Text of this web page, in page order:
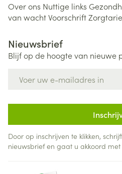
Over ons Nuttige links
van wachtVoorschrift
Nieuwsbrief
Blijf op de hoogte van nieuwe
Door op inschrijven te klikken,
nieuwsbrief en gaat u akkoord